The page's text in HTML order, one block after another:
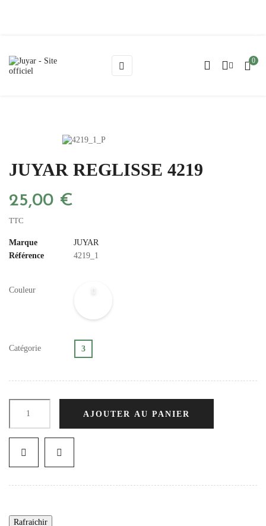
Basculer
la
☰ 0
JUYAR REGLISSE 4219
25,00 €
TTC
Marque
JUYAR
Référence
4219_1
Couleur
Catégorie 3
AJOUTER AU PANIER